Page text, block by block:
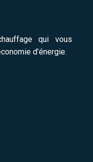
qui vous
d’énergie.